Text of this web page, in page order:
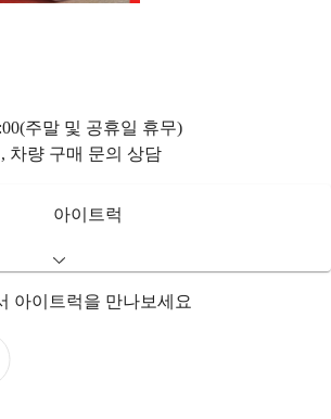
주말 및 공휴일 휴무)
차량 구매 문의 상담
아이트럭
아이트럭을 만나보세요